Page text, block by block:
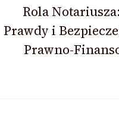
Rola
Prawdy i
Prawno-